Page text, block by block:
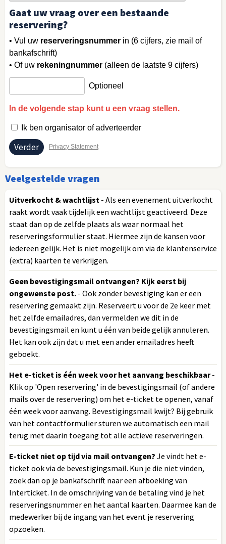
Gaat uw vraag over een bestaande
reservering?
• Vul uw reserveringsnummer in (6 cijfers, zie mail of
bankafschrift)
• Of uw rekeningnummer (alleen de laatste 9 cijfers)
Optioneel
In de volgende stap kunt u een vraag stellen.
Ik ben organisator of adverteerder
Privacy Statement
Veelgestelde vragen
Uitverkocht & wachtlijst - Als een evenement uitverkocht
raakt wordt vaak tijdelijk een wachtlijst geactiveerd. Deze
staat dan op de zelfde plaats als waar normaal het
reserveringsformulier staat. Hiermee zijn de kansen voor
iedereen gelijk. Het is niet mogelijk om via de klantenservice
(extra) kaarten te verkrijgen.
Geen bevestigingsmail ontvangen? Kijk eerst bij
ongewenste post. - Ook zonder bevestiging kan er een
reservering gemaakt zijn. Reserveert u voor de 2e keer met
het zelfde emailadres, dan vermelden we dit in de
bevestigingsmail en kunt u één van beide gelijk annuleren.
Het kan ook zijn dat u met een ander emailadres heeft
geboekt.
Het e-ticket is één week voor het aanvang beschikbaar-
Klik op 'Open reservering' in de bevestigingsmail (of andere
mails over de reservering) om het e-ticket te openen, vanaf
één week voor aanvang. Bevestigingsmail kwijt? Bij gebruik
van het contactformulier sturen we automatisch een mail
terug met daarin toegang tot alle actieve reserveringen.
E-ticket niet op tijd via mail ontvangen? Je vindt het e-
ticket ook via de bevestigingsmail. Kun je die niet vinden,
zoek dan op je bankafschrift naar een afboeking van
Interticket. In de omschrijving van de betaling vind je het
reserveringsnummer en het aantal kaarten. Daarmee kan de
medewerker bij de ingang van het event je reservering
opzoeken.